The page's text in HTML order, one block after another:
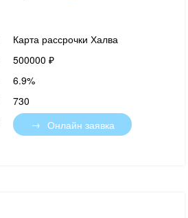
Карта рассрочки Халва
500000 ₽
6.9%
730
Онлайн заявка